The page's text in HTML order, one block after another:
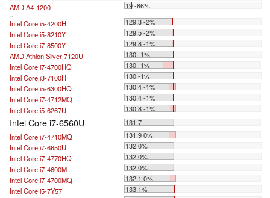
AMD A4-1200 19 -86%
...
Intel Core i5-4200H
129.3 -2%
Intel Core i5-8210Y
129.5 -2%
Intel Core i7-8500Y
129.8 -1%
AMD Athlon Silver 7120U
130 -1%
Intel Core i7-4700HQ
130 -1%
Intel Core i3-7100H
130 -1%
Intel Core i5-6300HQ
130.4 -1%
Intel Core i7-4712MQ
130.4 -1%
Intel Core i5-6267U
130.8 -1%
Intel Core i7-6560U
131.7
Intel Core i7-4710MQ
131.9 0%
Intel Core i7-6650U
132 0%
Intel Core i7-4770HQ
132 0%
Intel Core i7-4600M
132 0%
Intel Core i7-4700MQ
132.1 0%
Intel Core i5-7Y57
133 1%